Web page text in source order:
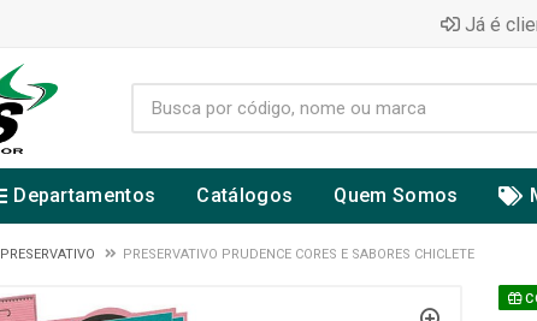
Já é
Departamentos Catálogos Quem Somos
PRESERVATIVO PRESERVATIVO PRUDENCE CORES E SABORES CHICLETE